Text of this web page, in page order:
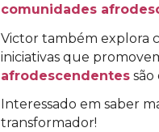
comunidades
Victor também explora
iniciativas que
afrodescendentes
Interessado em saber
transformador!